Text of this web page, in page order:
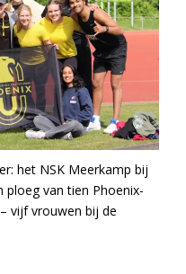
het NSK Meerkamp bij
ploeg van tien Phoenix-
vijf vrouwen bij de